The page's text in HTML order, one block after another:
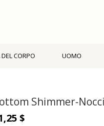
CORPO UOMO
Shimmer-
$